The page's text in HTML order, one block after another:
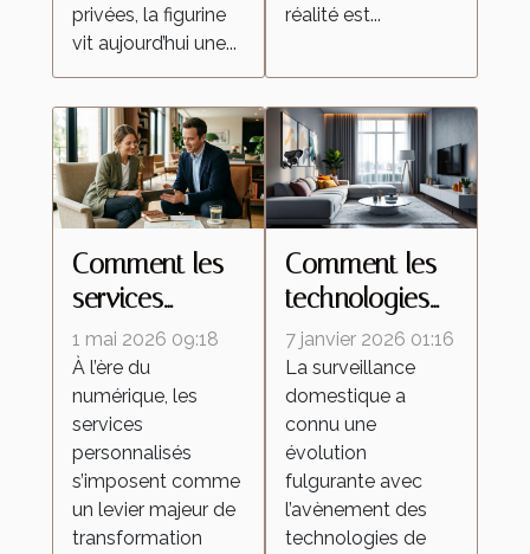
privées, la figurine
vit aujourd’hui une...
réalité est...
Comment les
services
personnalisés
redéfinissent
les attentes
dans l'industrie
1 mai 2026 09:18
À l’ère du
numérique, les
services
personnalisés
s’imposent comme
un levier majeur de
transformation
Comment les
technologies
de caméras
espion
transforment la
surveillance
domestique ?
7 janvier 2026 01:16
La surveillance
domestique a
connu une
évolution
fulgurante avec
l’avènement des
technologies de